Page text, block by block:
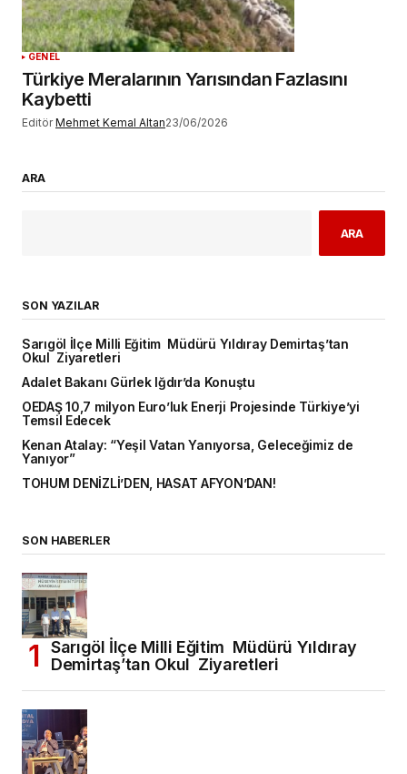
GENEL
Türkiye Meralarının Yarısından Fazlasını
Kaybetti
Editör Mehmet Kemal Altan23/06/2026
ARA
ARA
SON YAZILAR
Sarıgöl İlçe Milli Eğitim Müdürü Yıldıray Demirtaş’tan
Okul Ziyaretleri
Adalet Bakanı Gürlek Iğdır’da Konuştu
OEDAŞ 10,7 milyon Euro’luk Enerji Projesinde Türkiye’yi
Temsil Edecek
Kenan Atalay: “Yeşil Vatan Yanıyorsa, Geleceğimiz de
Yanıyor”
TOHUM DENİZLİ’DEN, HASAT AFYON’DAN!
SON HABERLER
Sarıgöl İlçe Milli Eğitim Müdürü Yıldıray
Demirtaş’tan Okul Ziyaretleri